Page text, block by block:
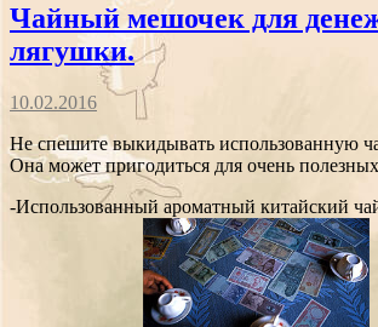
Чайный мешочек для
лягушки.
10.02.2016
Не спешите выкидывать использованную
Она может пригодиться для очень
-Использованный ароматный китайский